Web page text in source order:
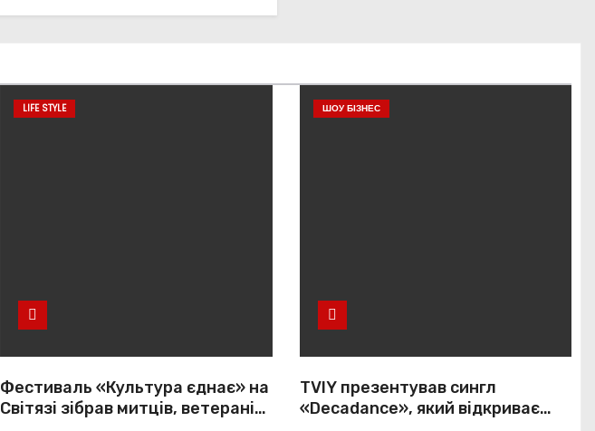
LIFE STYLE
Фестиваль «Культура єднає» на
Світязі зібрав митців, ветеранів і
ШОУ БІЗНЕС
TVIY презентував сингл
«Decadance», який відкриває